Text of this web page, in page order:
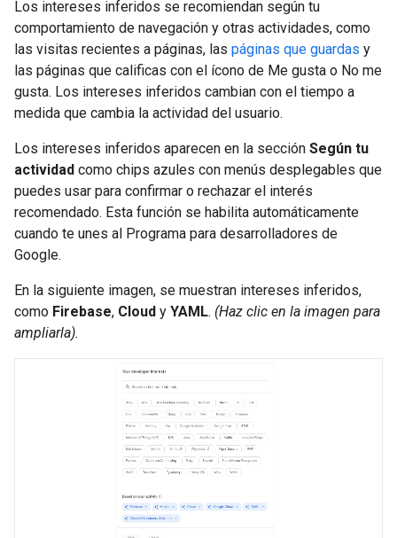
Los intereses inferidos se recomiendan según tu
comportamiento de navegación y otras actividades, como
las visitas recientes a páginas, las páginas que guardas y
las páginas que calificas con el ícono de Me gusta o No me
gusta. Los intereses inferidos cambian con el tiempo a
medida que cambia la actividad del usuario.
Los intereses inferidos aparecen en la sección Según tu
actividad como chips azules con menús desplegables que
puedes usar para confirmar o rechazar el interés
recomendado. Esta función se habilita automáticamente
cuando te unes al Programa para desarrolladores de
Google.
En la siguiente imagen, se muestran intereses inferidos,
como Firebase, Cloud y YAML. (Haz clic en la imagen para
ampliarla).